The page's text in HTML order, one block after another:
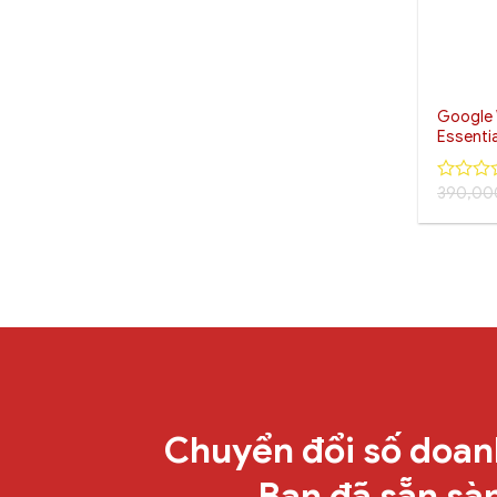
Google
0
of
Chuyển đổi số